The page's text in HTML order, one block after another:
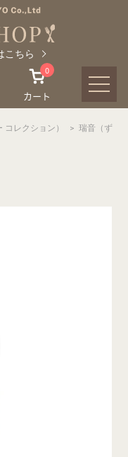
こちら
0
カート
レクション） > 瑞音（ず